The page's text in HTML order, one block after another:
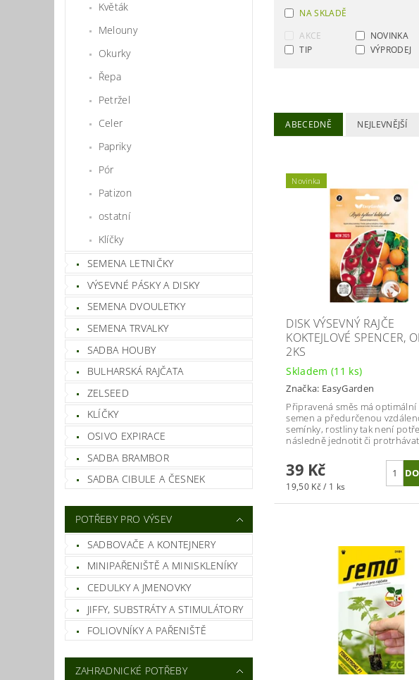
Květák
Melouny
Okurky
Řepa
Petržel
Celer
Papriky
Pór
Patizon
ostatní
Klíčky
SEMENA LETNIČKY
VÝSEVNÉ PÁSKY A DISKY
SEMENA DVOULETKY
SEMENA TRVALKY
SADBA HOUBY
BULHARSKÁ RAJČATA
ZELSEED
KLÍČKY
OSIVO EXPIRACE
SADBA BRAMBOR
SADBA CIBULE A ČESNEK
POTŘEBY PRO VÝSEV
SADBOVAČE A KONTEJNERY
MINIPAŘENIŠTĚ A MINISKLENÍKY
CEDULKY A JMENOVKY
JIFFY, SUBSTRÁTY A STIMULÁTORY
FOLIOVNÍKY A PAŘENIŠTĚ
ZAHRADNICKÉ POTŘEBY
NA SKLADĚ
AKCE
NOVINKA
TIP
VÝPRODEJ
ABECEDNĚ NEJLEVNĚJŠÍ
Novinka
DISK VÝSEVNÝ RAJČE
KOKTEJLOVÉ SPENCER,
2KS
Skladem (11 ks)
Značka: EasyGarden
Připravená směs má
semen a předurčenou
semínky, rostliny tak není
následně jednotit či protrhávat.
39 Kč
19,50 Kč / 1 ks